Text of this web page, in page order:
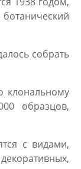
собрать
клональному
образцов,
c видами,